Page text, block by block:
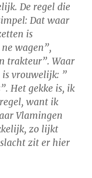
De regel die
Dat waar
is
wagen”,
trakteur”. Waar
is vrouwelijk: ”
Het gekke is, ik
want ik
Vlamingen
zo lijkt
zit er hier